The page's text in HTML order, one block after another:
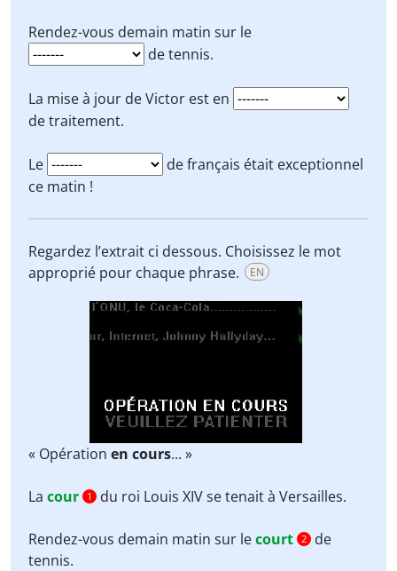
Rendez-vous demain matin sur le
de tennis.
La mise à jour de Victor est en
de traitement.
Le
de français était exceptionnel
ce matin !
Regardez l’extrait ci dessous. Choisissez le mot
approprié pour chaque phrase.
EN
« Opération en cours... »
La cour 1 du roi Louis XIV se tenait à Versailles.
Rendez-vous demain matin sur lecourt 2
de
tennis.